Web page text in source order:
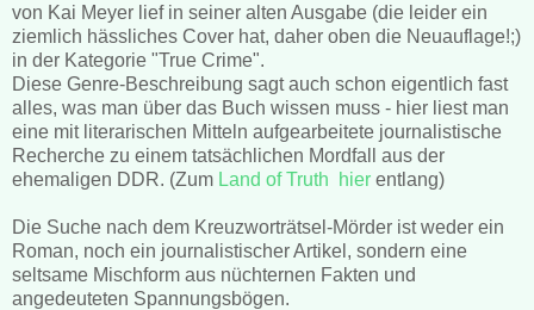
von Kai Meyer lief in seiner alten Ausgabe (die leider ein
ziemlich hässliches Cover hat, daher oben die Neuauflage!;)
in der Kategorie "True Crime".
Diese Genre-Beschreibung sagt auch schon eigentlich fast
alles, was man über das Buch wissen muss - hier liest man
eine mit literarischen Mitteln aufgearbeitete journalistische
Recherche zu einem tatsächlichen Mordfall aus der
ehemaligen DDR. (Zum Land of Truth hier entlang)
Die Suche nach dem Kreuzworträtsel-Mörder ist weder ein
Roman, noch ein journalistischer Artikel, sondern eine
seltsame Mischform aus nüchternen Fakten und
angedeuteten Spannungsbögen.